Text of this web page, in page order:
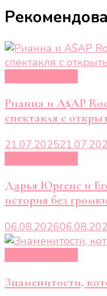
записям
Рианна и A$AP
спектакля с
21.07.2025
Дарья Юргенс и
история без
06.08.2026
Знаменитости,